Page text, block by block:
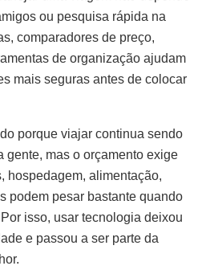
ou pesquisa rápida na
comparadores de preço,
de organização ajudam
mais seguras antes de colocar
porque viajar continua sendo
gente, mas o orçamento exige
hospedagem, alimentação,
podem pesar bastante quando
isso, usar tecnologia deixou
e passou a ser parte da